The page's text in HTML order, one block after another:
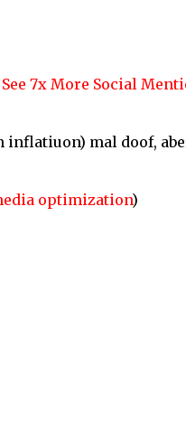
7x More Social
mal doof,
optimization)